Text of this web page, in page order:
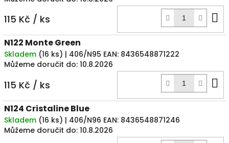
115 Kč / ks
N122 Monte Green
Skladem (16 ks) | 406/N95 EAN: 8436548871222
Můžeme doručit do: 10.8.2026
115 Kč / ks
N124 Cristaline Blue
Skladem (16 ks) | 406/N96 EAN: 8436548871246
Můžeme doručit do: 10.8.2026